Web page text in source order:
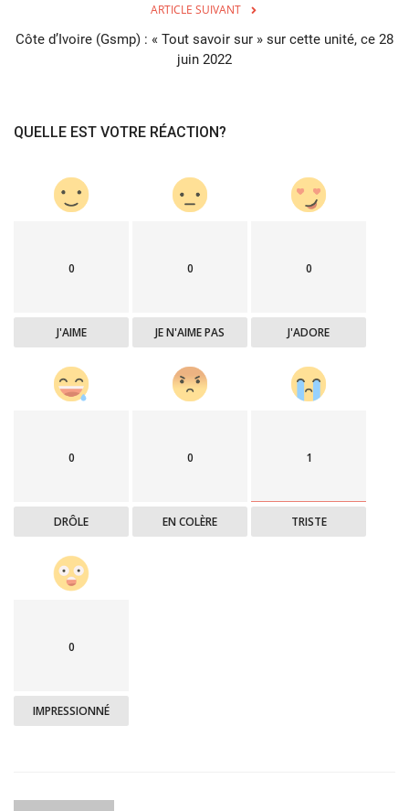
ARTICLE SUIVANT
Côte d’Ivoire (Gsmp) : « Tout savoir sur » sur cette unité, ce 28
juin 2022
QUELLE EST VOTRE RÉACTION?
0
J'AIME
0
JE N'AIME PAS
0
J'ADORE
0
DRÔLE
0
EN COLÈRE
1
TRISTE
0
IMPRESSIONNÉ